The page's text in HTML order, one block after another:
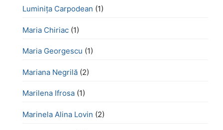
Luminița Carpodean (1)
Maria Chiriac (1)
Maria Georgescu (1)
Mariana Negrilă (2)
Marilena Ifrosa (1)
Marinela Alina Lovin (2)